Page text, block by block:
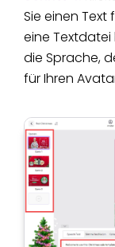
Sie einen Text
eine Textdatei
die Sprache,
für Ihren